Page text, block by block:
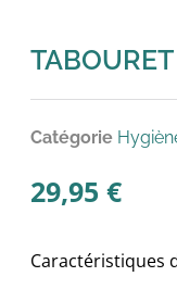
Catégorie
29,95 €
Caractéristiques